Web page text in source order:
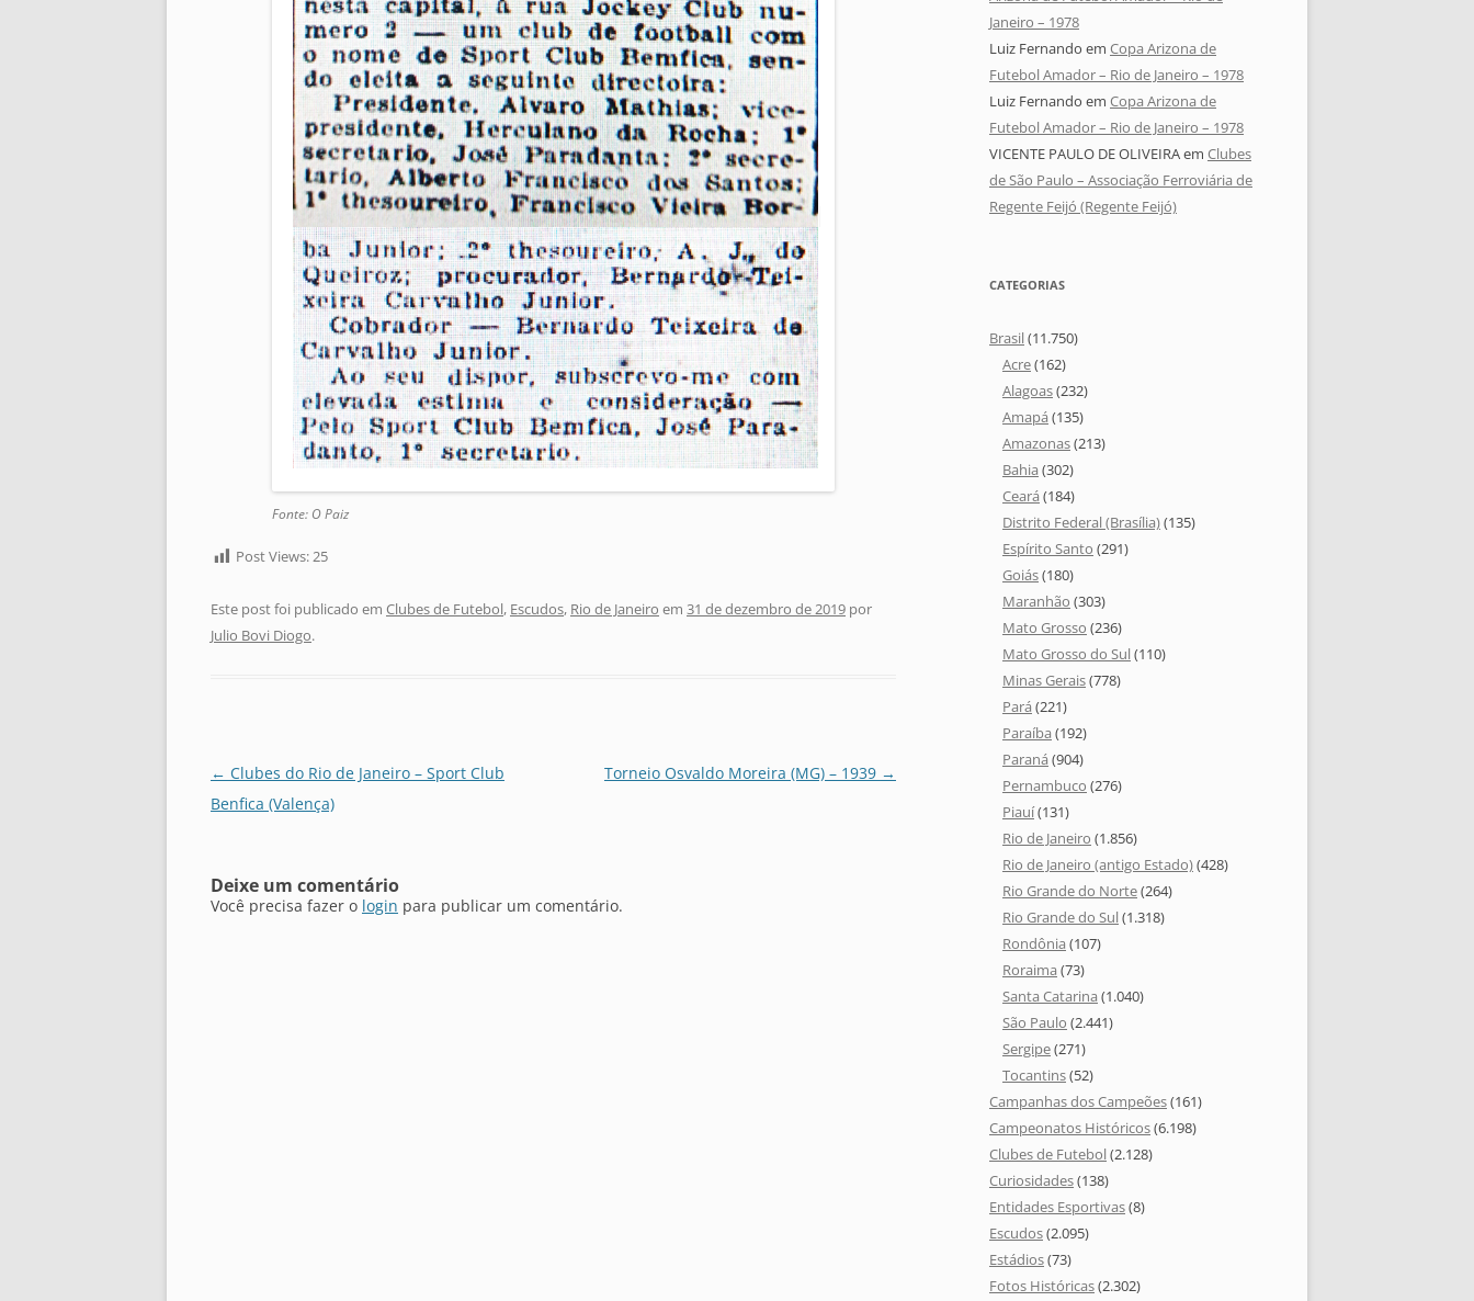
Fonte: O Paiz
Post Views:25
Este post foi publicado em Clubes de Futebol, Escudos, Rio de Janeiro em 31 de dezembro de 2019 por
Julio Bovi Diogo.
Navegação
de
← Clubes do Rio de Janeiro – Sport Club
Benfica (Valença)
Torneio Osvaldo Moreira (MG) – 1939 →
Deixe um comentário
Você precisa fazer o login para publicar um comentário.
Janeiro – 1978
Luiz Fernando em Copa Arizona de
Futebol Amador – Rio de Janeiro – 1978
Luiz Fernando em Copa Arizona de
Futebol Amador – Rio de Janeiro – 1978
VICENTE PAULO DE OLIVEIRAem Clubes
de São Paulo – Associação Ferroviária de
Regente Feijó (Regente Feijó)
CATEGORIAS
Brasil(11.750)
Acre(162)
Alagoas(232)
Amapá (135)
Amazonas(213)
Bahia (302)
Ceará (184)
Distrito Federal (Brasília)(135)
Espírito Santo (291)
Goiás(180)
Maranhão (303)
Mato Grosso (236)
Mato Grosso do Sul(110)
Minas Gerais(778)
Pará (221)
Paraíba (192)
Paraná (904)
Pernambuco (276)
Piauí(131)
Rio de Janeiro (1.856)
Rio de Janeiro (antigo Estado)(428)
Rio Grande do Norte(264)
Rio Grande do Sul(1.318)
Rondônia (107)
Roraima (73)
Santa Catarina (1.040)
São Paulo (2.441)
Sergipe(271)
Tocantins(52)
Campanhas dos Campeões(161)
Campeonatos Históricos(6.198)
Clubes de Futebol(2.128)
Curiosidades(138)
Entidades Esportivas(8)
Escudos(2.095)
Estádios(73)
Fotos Históricas(2.302)